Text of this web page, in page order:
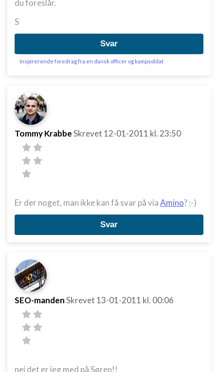
du foreslår.
S
Svar
Inspirerende foredrag fra en dansk officer og kampsoldat
Tommy KrabbeSkrevet 12-01-2011 kl. 23:50
Er der noget, man ikke kan få svar på viaAmino? :-)
Svar
SEO-mandenSkrevet 13-01-2011 kl. 00:06
nej det er jeg med på Søren!!